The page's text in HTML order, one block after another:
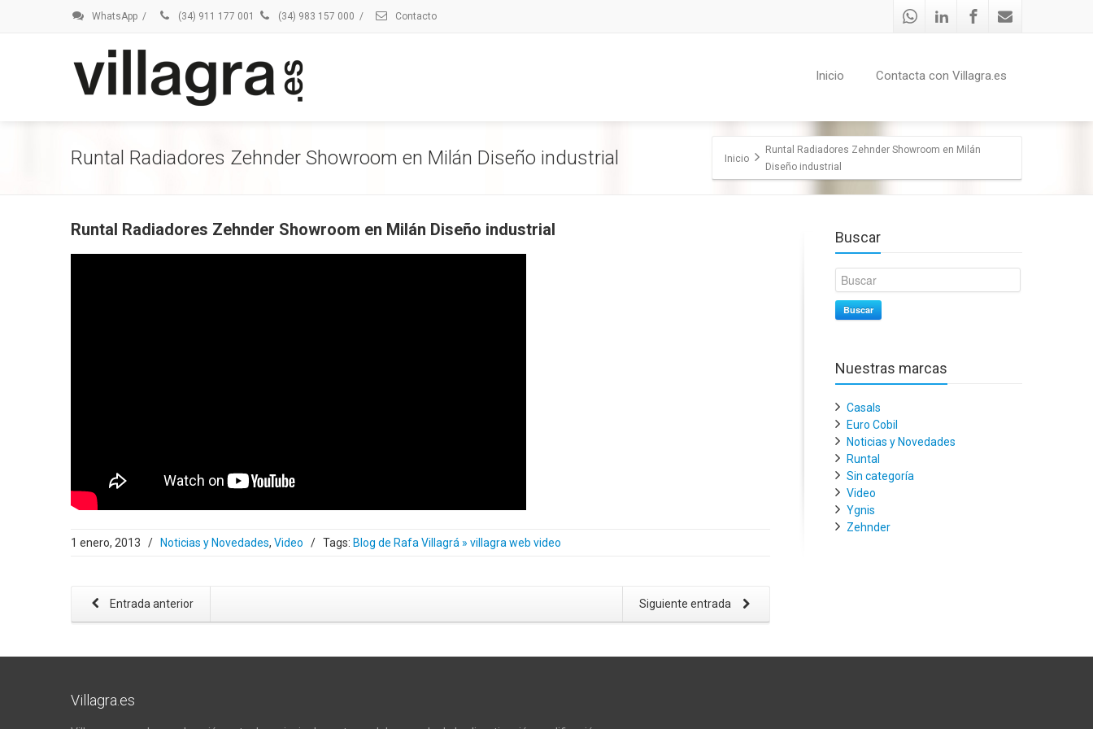
WhatsApp / (34) 911 177 001 (34) 983 157 000 / Contacto
Inicio Contacta con Villagra.es
Runtal Radiadores Zehnder Showroom en Milán Diseño industrial Inicio
Runtal Radiadores Zehnder Showroom en Milán
Diseño industrial
Runtal Radiadores Zehnder Showroom en Milán Diseño industrial
1 enero, 2013 / Noticias y Novedades, Video / Tags: Blog de Rafa Villagrá » villagra web video
Siguiente entrada
Entrada anterior
Buscar
Buscar
Nuestras marcas
Casals
Euro Cobil
Noticias y Novedades
Runtal
Sin categoría
Video
Ygnis
Zehnder
Villagra.es